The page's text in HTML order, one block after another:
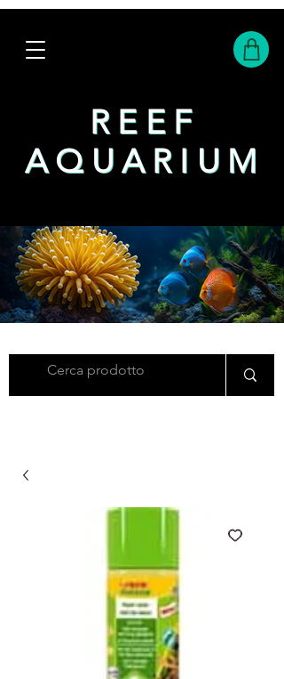
REEF
AQUARIUM
REEF
AQUARIUM